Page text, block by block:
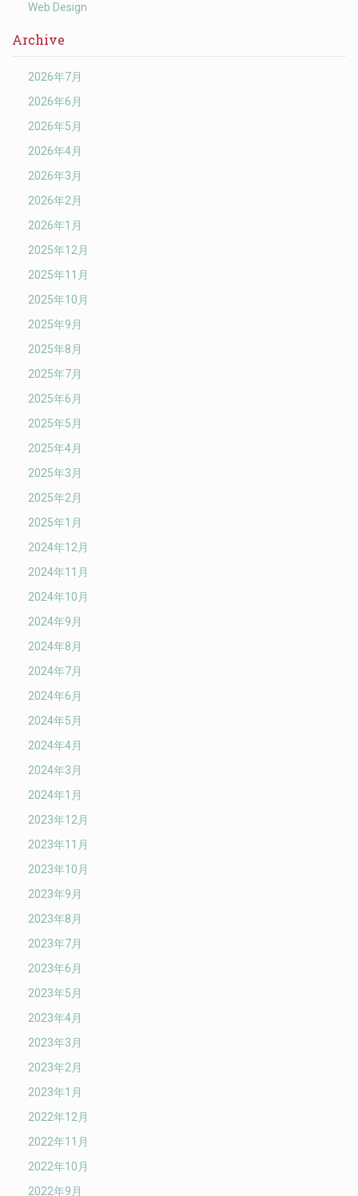
Web Design
Archive
2026年7月
2026年6月
2026年5月
2026年4月
2026年3月
2026年2月
2026年1月
2025年12月
2025年11月
2025年10月
2025年9月
2025年8月
2025年7月
2025年6月
2025年5月
2025年4月
2025年3月
2025年2月
2025年1月
2024年12月
2024年11月
2024年10月
2024年9月
2024年8月
2024年7月
2024年6月
2024年5月
2024年4月
2024年3月
2024年1月
2023年12月
2023年11月
2023年10月
2023年9月
2023年8月
2023年7月
2023年6月
2023年5月
2023年4月
2023年3月
2023年2月
2023年1月
2022年12月
2022年11月
2022年10月
2022年9月